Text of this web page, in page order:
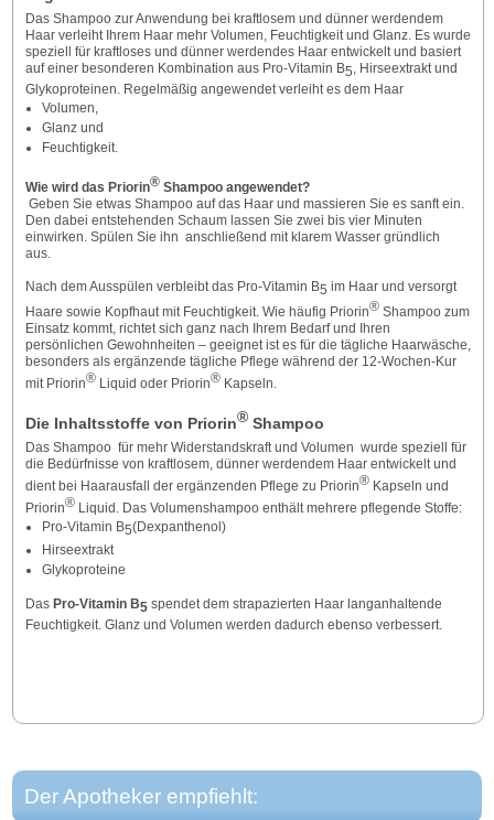
Das Shampoo zur Anwendung bei kraftlosem und dünner werdendem
Haar verleiht Ihrem Haar mehr Volumen, Feuchtigkeit und Glanz. Es wurde
speziell für kraftloses und dünner werdendes Haar entwickelt und basiert
auf einer besonderen Kombination aus Pro-Vitamin B5, Hirseextrakt und
Glykoproteinen. Regelmäßig angewendet verleiht es dem Haar
Volumen,
Glanz und
Feuchtigkeit.
Wie wird das Priorin®Shampoo angewendet?
Geben Sie etwas Shampoo auf das Haar und massieren Sie es sanft ein.
Den dabei entstehenden Schaum lassen Sie zwei bis vier Minuten
einwirken. Spülen Sie ihn anschließend mit klarem Wasser gründlich
aus.
Nach dem Ausspülen verbleibt das Pro-Vitamin B5 im Haar und versorgt
Haare sowie Kopfhaut mit Feuchtigkeit. Wie häufig Priorin®Shampoo zum
Einsatz kommt, richtet sich ganz nach Ihrem Bedarf und Ihren
persönlichen Gewohnheiten – geeignet ist es für die tägliche Haarwäsche,
besonders als ergänzende tägliche Pflege während der 12-Wochen-Kur
mit Priorin®Liquid oder Priorin®Kapseln.
Die Inhaltsstoffe von Priorin®Shampoo
Das Shampoo für mehr Widerstandskraft und Volumen wurde speziell für
die Bedürfnisse von kraftlosem, dünner werdendem Haar entwickelt und
dient bei Haarausfall der ergänzenden Pflege zu Priorin®Kapseln und
Priorin®Liquid. Das Volumenshampoo enthält mehrere pflegende Stoffe:
Pro-Vitamin B5(Dexpanthenol)
Hirseextrakt
Glykoproteine
Das Pro-Vitamin B5spendet dem strapazierten Haar langanhaltende
Feuchtigkeit. Glanz und Volumen werden dadurch ebenso verbessert.
Der Apotheker empfiehlt: